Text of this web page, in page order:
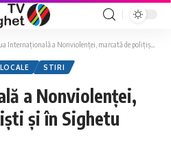
Internațională a Nonviolenței, marcată de polițiști și în Sighetu Marmației
STIRI
a Nonviolenței,
și în Sighetu